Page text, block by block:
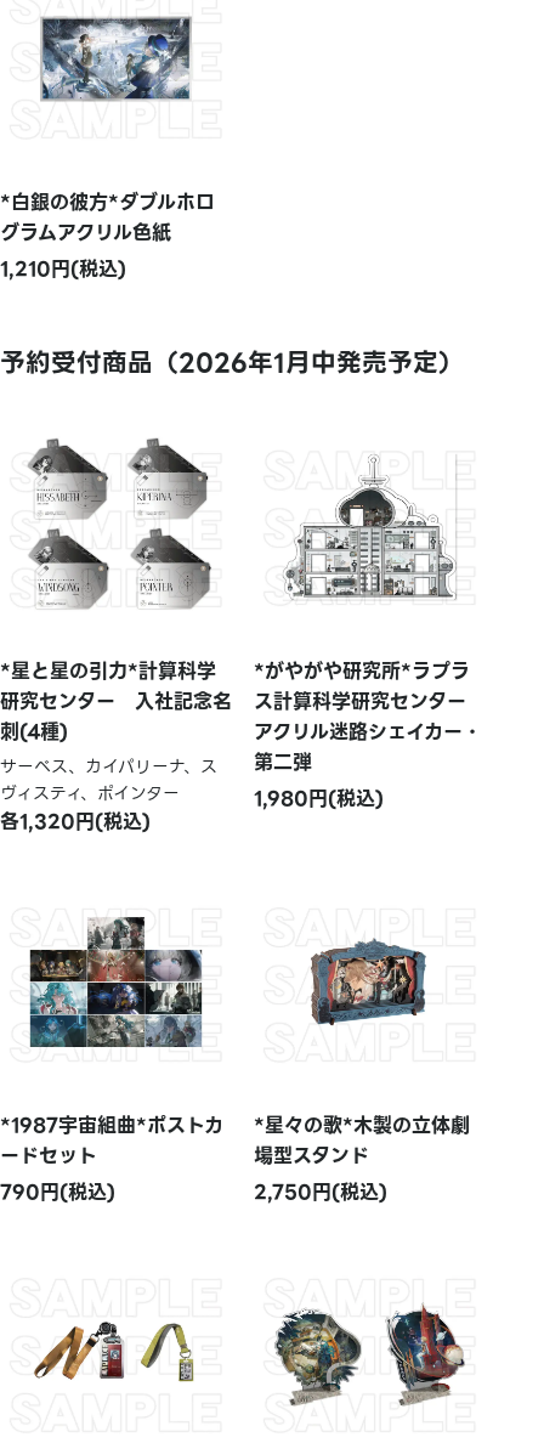
*白銀の彼方*ダブルホロ
グラムアクリル色紙
1,210円(税込)
予約受付商品（2026年1月中発売予定）
*星と星の引力*計算科学
研究センター 入社記念名
刺(4種)
サーベス、カイパリーナ、ス
ヴィスティ、ポインター
各1,320円(税込)
*がやがや研究所*ラプラ
ス計算科学研究センター
アクリル迷路シェイカー・
第二弾
1,980円(税込)
*1987宇宙組曲*ポストカ
ードセット
790円(税込)
*星々の歌*木製の立体劇
場型スタンド
2,750円(税込)